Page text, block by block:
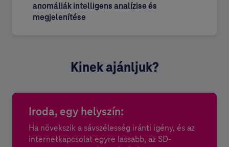
anomáliák intelligens analízise és
megjelenítése
Kinek ajánljuk?
Iroda, egy helyszín:
Ha növekszik a sávszélesség iránti igény, és az
internetkapcsolat egyre lassabb, az SD-